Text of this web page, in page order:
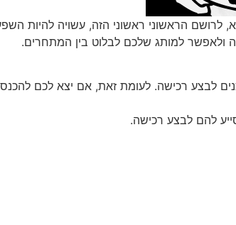
לרושם הראשוני ראשוני הזה, עשויה להיות
ולאפשר למותג שלכם לבלוט בין המתחרים.
לבצע רכישה. לעומת זאת, אם יצא לכם
להם לבצע רכישה.